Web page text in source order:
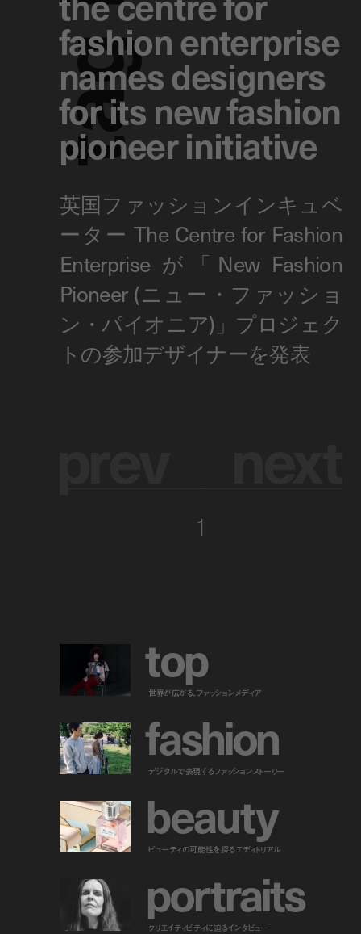
t
a
g
fashion enterprise
names designers
for its new fashion
pioneer initiative
1
top
世界が広がる、ファッションメディア
fashion
デジタルで表現するファッションストーリー
beauty
ビューティの可能性を探るエディトリアル
portraits
クリエイティビティに迫るインタビュー